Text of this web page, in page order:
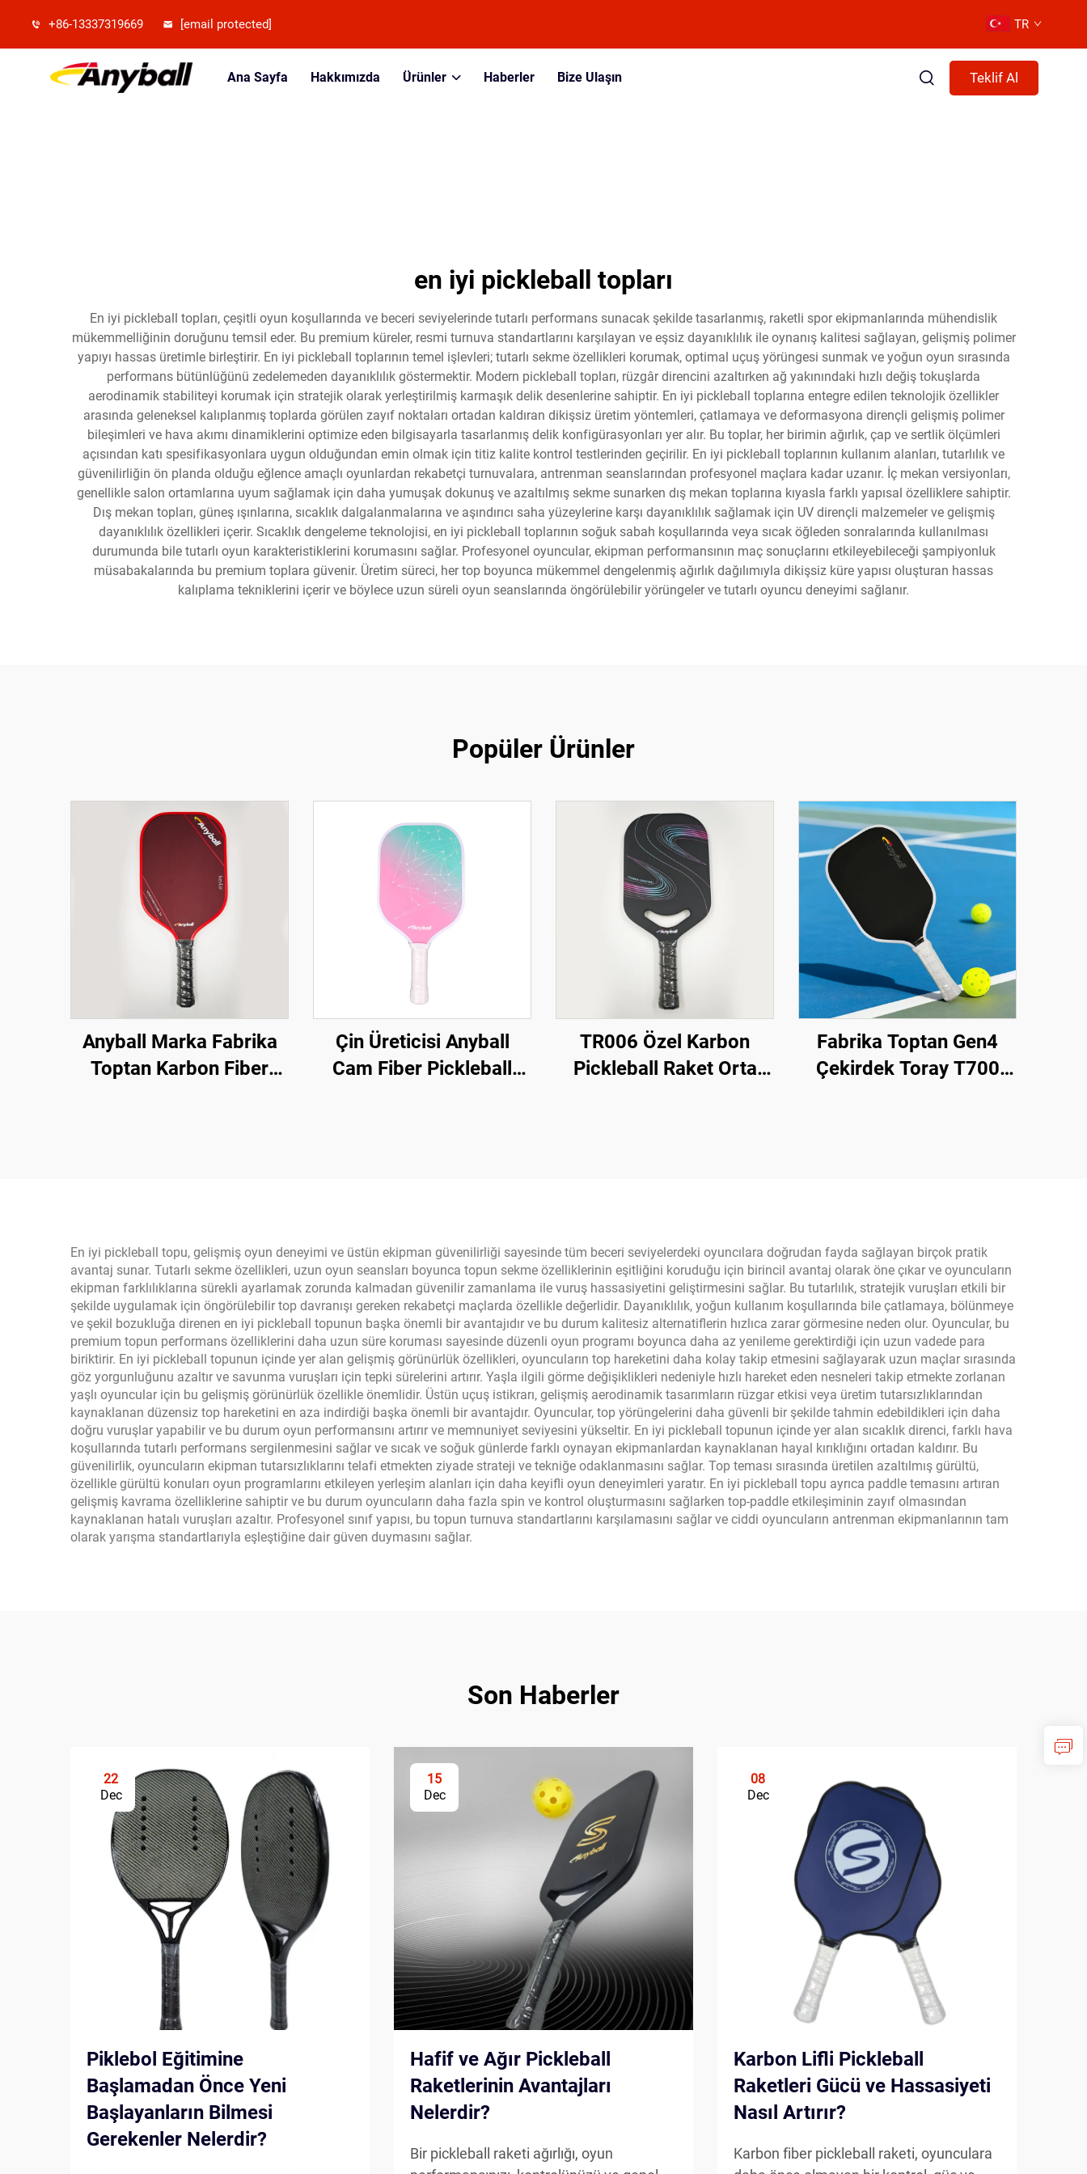
+86-13337319669 [email protected] TR
Ana Sayfa Hakkımızda Ürünler Haberler Bize Ulaşın Teklif Al
en iyi pickleball topları
En iyi pickleball topları, çeşitli oyun koşullarında ve beceri seviyelerinde tutarlı performans sunacak şekilde tasarlanmış, raketli spor ekipmanlarında mühendislik
mükemmelliğinin doruğunu temsil eder. Bu premium küreler, resmi turnuva standartlarını karşılayan ve eşsiz dayanıklılık ile oynanış kalitesi sağlayan, gelişmiş polimer
yapıyı hassas üretimle birleştirir. En iyi pickleball toplarının temel işlevleri; tutarlı sekme özellikleri korumak, optimal uçuş yörüngesi sunmak ve yoğun oyun sırasında
performans bütünlüğünü zedelemeden dayanıklılık göstermektir. Modern pickleball topları, rüzgâr direncini azaltırken ağ yakınındaki hızlı değiş tokuşlarda
aerodinamik stabiliteyi korumak için stratejik olarak yerleştirilmiş karmaşık delik desenlerine sahiptir. En iyi pickleball toplarına entegre edilen teknolojik özellikler
arasında geleneksel kalıplanmış toplarda görülen zayıf noktaları ortadan kaldıran dikişsiz üretim yöntemleri, çatlamaya ve deformasyona dirençli gelişmiş polimer
bileşimleri ve hava akımı dinamiklerini optimize eden bilgisayarla tasarlanmış delik konfigürasyonları yer alır. Bu toplar, her birimin ağırlık, çap ve sertlik ölçümleri
açısından katı spesifikasyonlara uygun olduğundan emin olmak için titiz kalite kontrol testlerinden geçirilir. En iyi pickleball toplarının kullanım alanları, tutarlılık ve
güvenilirliğin ön planda olduğu eğlence amaçlı oyunlardan rekabetçi turnuvalara, antrenman seanslarından profesyonel maçlara kadar uzanır. İç mekan versiyonları,
genellikle salon ortamlarına uyum sağlamak için daha yumuşak dokunuş ve azaltılmış sekme sunarken dış mekan toplarına kıyasla farklı yapısal özelliklere sahiptir.
Dış mekan topları, güneş ışınlarına, sıcaklık dalgalanmalarına ve aşındırıcı saha yüzeylerine karşı dayanıklılık sağlamak için UV dirençli malzemeler ve gelişmiş
dayanıklılık özellikleri içerir. Sıcaklık dengeleme teknolojisi, en iyi pickleball toplarının soğuk sabah koşullarında veya sıcak öğleden sonralarında kullanılması
durumunda bile tutarlı oyun karakteristiklerini korumasını sağlar. Profesyonel oyuncular, ekipman performansının maç sonuçlarını etkileyebileceği şampiyonluk
müsabakalarında bu premium toplara güvenir. Üretim süreci, her top boyunca mükemmel dengelenmiş ağırlık dağılımıyla dikişsiz küre yapısı oluşturan hassas
kalıplama tekniklerini içerir ve böylece uzun süreli oyun seanslarında öngörülebilir yörüngeler ve tutarlı oyuncu deneyimi sağlanır.
Popüler Ürünler
Anyball Marka Fabrika
Toptan Karbon Fiber
Çin Üreticisi Anyball
Cam Fiber Pickleball
TR006 Özel Karbon
Pickleball Raket Orta
Fabrika Toptan Gen4
Çekirdek Toray T700
En iyi pickleball topu, gelişmiş oyun deneyimi ve üstün ekipman güvenilirliği sayesinde tüm beceri seviyelerdeki oyuncılara doğrudan fayda sağlayan birçok pratik
avantaj sunar. Tutarlı sekme özellikleri, uzun oyun seansları boyunca topun sekme özelliklerinin eşitliğini koruduğu için birincil avantaj olarak öne çıkar ve oyuncuların
ekipman farklılıklarına sürekli ayarlamak zorunda kalmadan güvenilir zamanlama ile vuruş hassasiyetini geliştirmesini sağlar. Bu tutarlılık, stratejik vuruşları etkili bir
şekilde uygulamak için öngörülebilir top davranışı gereken rekabetçi maçlarda özellikle değerlidir. Dayanıklılık, yoğun kullanım koşullarında bile çatlamaya, bölünmeye
ve şekil bozukluğa direnen en iyi pickleball topunun başka önemli bir avantajıdır ve bu durum kalitesiz alternatiflerin hızlıca zarar görmesine neden olur. Oyuncular, bu
premium topun performans özelliklerini daha uzun süre koruması sayesinde düzenli oyun programı boyunca daha az yenileme gerektirdiği için uzun vadede para
biriktirir. En iyi pickleball topunun içinde yer alan gelişmiş görünürlük özellikleri, oyuncuların top hareketini daha kolay takip etmesini sağlayarak uzun maçlar sırasında
göz yorgunluğunu azaltır ve savunma vuruşları için tepki sürelerini artırır. Yaşla ilgili görme değişiklikleri nedeniyle hızlı hareket eden nesneleri takip etmekte zorlanan
yaşlı oyuncular için bu gelişmiş görünürlük özellikle önemlidir. Üstün uçuş istikrarı, gelişmiş aerodinamik tasarımların rüzgar etkisi veya üretim tutarsızlıklarından
kaynaklanan düzensiz top hareketini en aza indirdiği başka önemli bir avantajdır. Oyuncular, top yörüngelerini daha güvenli bir şekilde tahmin edebildikleri için daha
doğru vuruşlar yapabilir ve bu durum oyun performansını artırır ve memnuniyet seviyesini yükseltir. En iyi pickleball topunun içinde yer alan sıcaklık direnci, farklı hava
koşullarında tutarlı performans sergilenmesini sağlar ve sıcak ve soğuk günlerde farklı oynayan ekipmanlardan kaynaklanan hayal kırıklığını ortadan kaldırır. Bu
güvenilirlik, oyuncuların ekipman tutarsızlıklarını telafi etmekten ziyade strateji ve tekniğe odaklanmasını sağlar. Top teması sırasında üretilen azaltılmış gürültü,
özellikle gürültü konuları oyun programlarını etkileyen yerleşim alanları için daha keyifli oyun deneyimleri yaratır. En iyi pickleball topu ayrıca paddle temasını artıran
gelişmiş kavrama özelliklerine sahiptir ve bu durum oyuncuların daha fazla spin ve kontrol oluşturmasını sağlarken top-paddle etkileşiminin zayıf olmasından
kaynaklanan hatalı vuruşları azaltır. Profesyonel sınıf yapısı, bu topun turnuva standartlarını karşılamasını sağlar ve ciddi oyuncuların antrenman ekipmanlarının tam
olarak yarışma standartlarıyla eşleştiğine dair güven duymasını sağlar.
Son Haberler
22
Dec
Piklebol Eğitimine
Başlamadan Önce Yeni
Başlayanların Bilmesi
Gerekenler Nelerdir?
15
Dec
Hafif ve Ağır Pickleball
Raketlerinin Avantajları
Nelerdir?
Bir pickleball raketi ağırlığı, oyun
08
Dec
Karbon Lifli Pickleball
Raketleri Gücü ve Hassasiyeti
Nasıl Artırır?
Karbon fiber pickleball raketi, oyunculara